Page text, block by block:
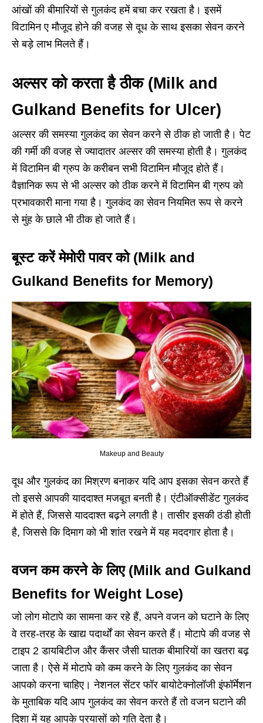
आंखों की बीमारियों से गुलकंद हमें बचा कर रखता है। इसमें
विटामिन ए मौजूद होने की वजह से दूध के साथ इसका सेवन करने
से बड़े लाभ मिलते हैं।
अल्सर को करता है ठीक (Milk and
Gulkand Benefits for Ulcer)
अल्सर की समस्या गुलकंद का सेवन करने से ठीक हो जाती है। पेट
की गर्मी की वजह से ज्यादातर अल्सर की समस्या होती है। गुलकंद
में विटामिन बी ग्रुप के करीबन सभी विटामिन मौजूद होते हैं।
वैज्ञानिक रूप से भी अल्सर को ठीक करने में विटामिन बी ग्रुप को
प्रभावकारी माना गया है। गुलकंद का सेवन नियमित रूप से करने
से मुंह के छाले भी ठीक हो जाते हैं।
बूस्ट करें मेमोरी पावर को (Milk and
Gulkand Benefits for Memory)
Makeup and Beauty
दूध और गुलकंद का मिश्रण बनाकर यदि आप इसका सेवन करते हैं
तो इससे आपकी याददाश्त मजबूत बनती है। एंटीऑक्सीडेंट गुलकंद
में होते हैं, जिससे याददाश्त बढ़ने लगती है। तासीर इसकी ठंडी होती
है, जिससे कि दिमाग को भी शांत रखने में यह मददगार होता है।
वजन कम करने के लिए (Milk and Gulkand
Benefits for Weight Lose)
जो लोग मोटापे का सामना कर रहे हैं, अपने वजन को घटाने के लिए
वे तरह-तरह के खाद्य पदार्थों का सेवन करते हैं। मोटापे की वजह से
टाइप 2 डायबिटीज और कैंसर जैसी घातक बीमारियों का खतरा बढ़
जाता है। ऐसे में मोटापे को कम करने के लिए गुलकंद का सेवन
आपको करना चाहिए। नेशनल सेंटर फॉर बायोटेक्नोलॉजी इंफॉर्मेशन
के मुताबिक यदि आप गुलकंद का सेवन करते हैं तो वजन घटाने की
दिशा में यह आपके प्रयासों को गति देता है।